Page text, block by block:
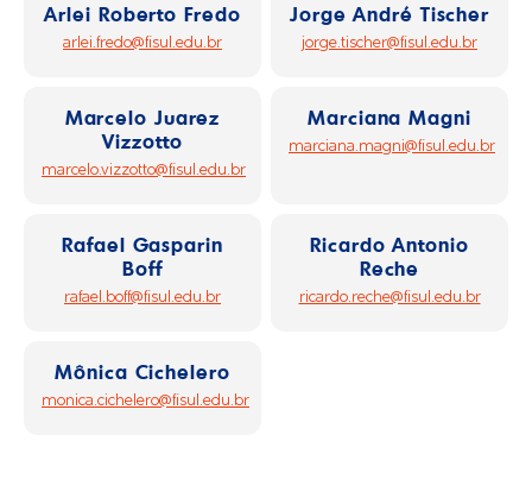
Arlei Roberto Fredo
arlei.fredo@fisul.edu.br
Jorge André Tischer
jorge.tischer@fisul.edu.br
Marcelo Juarez
Vizzotto
marcelo.vizzotto@fisul.edu.br
Marciana Magni
marciana.magni@fisul.edu.br
Rafael Gasparin
Boff
rafael.boff@fisul.edu.br
Ricardo Antonio
Reche
ricardo.reche@fisul.edu.br
Mônica Cichelero
monica.cichelero@fisul.edu.br